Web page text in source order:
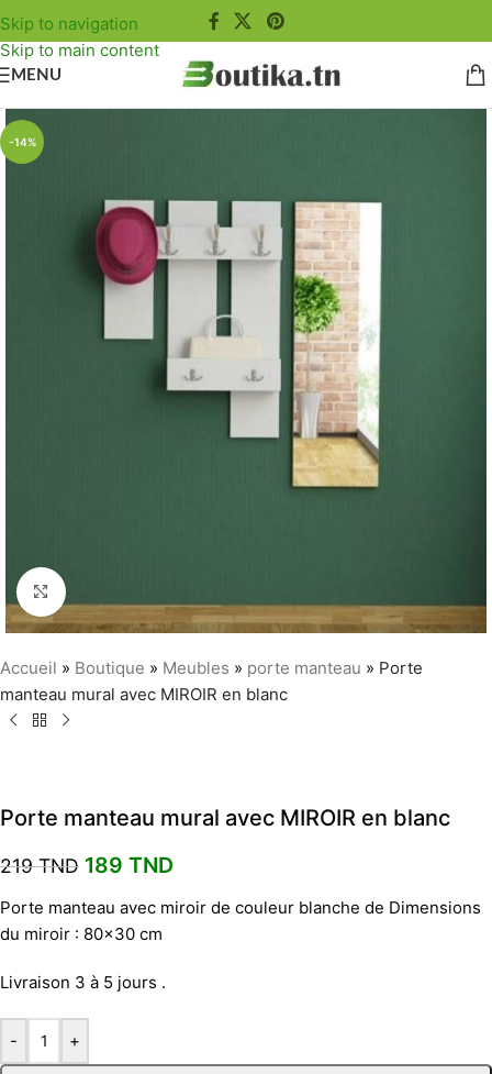
Skip to navigation
Skip to main content
MENU
-14%
Agrandir
Accueil » Boutique » Meubles » porte manteau » Porte
manteau mural avec MIROIR en blanc
Porte manteau mural avec MIROIR en blanc
219TND 189 TND
Porte manteau avec miroir de couleur blanche de Dimensions
du miroir : 80×30 cm
Livraison 3 à 5 jours .
- +